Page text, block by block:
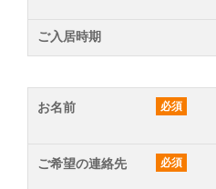
ご入居時期
お名前 必須
ご希望の連絡先 必須